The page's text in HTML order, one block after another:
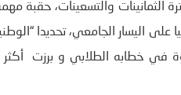
الثمانينات والتسعينات، حقبة
اليسار الجامعي، تحديدا